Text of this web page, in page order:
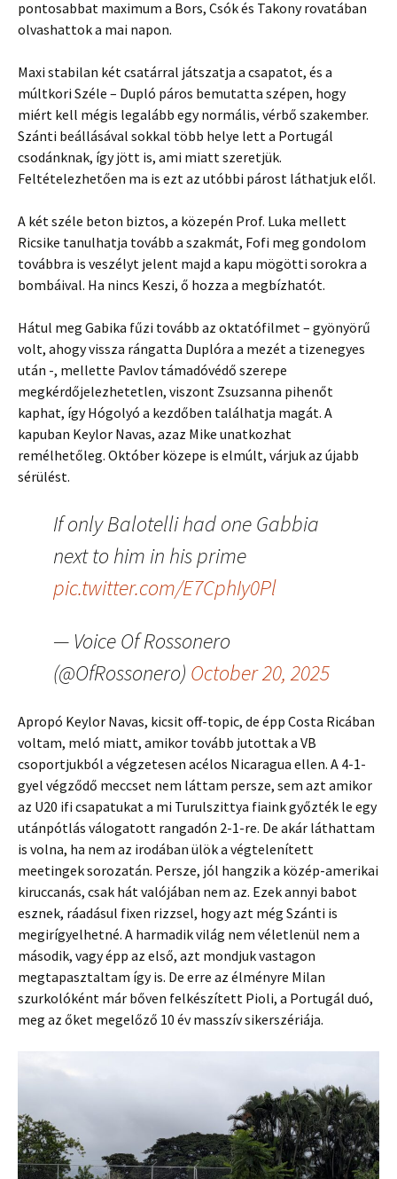
pontosabbat maximum a Bors, Csók és Takony rovatában
olvashattok a mai napon.
Maxi stabilan két csatárral játszatja a csapatot, és a
múltkori Széle – Dupló páros bemutatta szépen, hogy
miért kell mégis legalább egy normális, vérbő szakember.
Szánti beállásával sokkal több helye lett a Portugál
csodánknak, így jött is, ami miatt szeretjük.
Feltételezhetően ma is ezt az utóbbi párost láthatjuk elől.
A két széle beton biztos, a közepén Prof. Luka mellett
Ricsike tanulhatja tovább a szakmát, Fofi meg gondolom
továbbra is veszélyt jelent majd a kapu mögötti sorokra a
bombáival. Ha nincs Keszi, ő hozza a megbízhatót.
Hátul meg Gabika fűzi tovább az oktatófilmet – gyönyörű
volt, ahogy vissza rángatta Duplóra a mezét a tizenegyes
után -, mellette Pavlov támadóvédő szerepe
megkérdőjelezhetetlen, viszont Zsuzsanna pihenőt
kaphat, így Hógolyó a kezdőben találhatja magát. A
kapuban Keylor Navas, azaz Mike unatkozhat
remélhetőleg. Október közepe is elmúlt, várjuk az újabb
sérülést.
If only Balotelli had one Gabbia
next to him in his prime
pic.twitter.com/E7CphIy0Pl
— Voice Of Rossonero
(@OfRossonero) October 20, 2025
Apropó Keylor Navas, kicsit off-topic, de épp Costa Ricában
voltam, meló miatt, amikor tovább jutottak a VB
csoportjukból a végzetesen acélos Nicaragua ellen. A 4-1-
gyel végződő meccset nem láttam persze, sem azt amikor
az U20 ifi csapatukat a mi Turulszittya fiaink győzték le egy
utánpótlás válogatott rangadón 2-1-re. De akár láthattam
is volna, ha nem az irodában ülök a végtelenített
meetingek sorozatán. Persze, jól hangzik a közép-amerikai
kiruccanás, csak hát valójában nem az. Ezek annyi babot
esznek, ráadásul fixen rizzsel, hogy azt még Szánti is
megirígyelhetné. A harmadik világ nem véletlenül nem a
második, vagy épp az első, azt mondjuk vastagon
megtapasztaltam így is. De erre az élményre Milan
szurkolóként már bőven felkészített Pioli, a Portugál duó,
meg az őket megelőző 10 év masszív sikerszériája.